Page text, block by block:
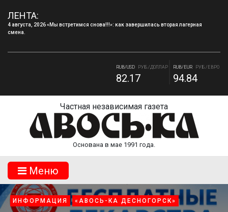
ЛЕНТА:
4 августа, 2026 Запись в творческие объединения МБУДО «ДДТ» г.Десногорска на
2026–2027 учебный год.
РУБ./БЕЛ. РУБ. RUB/ 10 UAH РУБ./10 ГРИВНА.
18.36
82.17 94.84
Частная независимая газета
Основана в мае 1991 года.
Mеню
НОВОСТИ «АВОСЬ-КА ДЕСНОГОРСК»